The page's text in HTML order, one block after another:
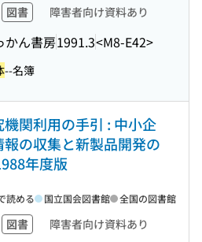
図書 障害者向け資料あり
かん書房1991.3<M8-E42>
--名簿
関利用の手引 : 中小企
報の収集と新製品開発の
年度版
図書 障害者向け資料あり
読める 国立国会図書館 全国の図書館